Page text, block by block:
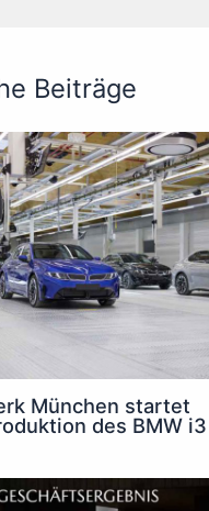
Beiträge
München startet
des BMW i3